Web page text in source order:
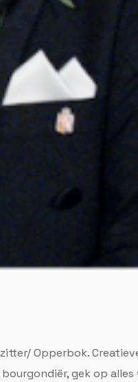
Opperbok.
gek op